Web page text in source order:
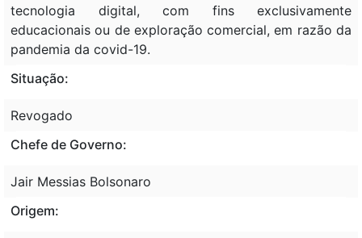
tecnologia digital, com fins exclusivamente
educacionais ou de exploração comercial, em razão da
pandemia da covid-19.
Situação:
Revogado
Chefe de Governo:
Jair Messias Bolsonaro
Origem: